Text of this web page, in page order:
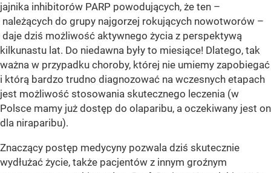
jajnika inhibitorów PARP powodujących, że ten –
należących do grupy najgorzej rokujących nowotworów –
daje dziś możliwość aktywnego życia z perspektywą
kilkunastu lat. Do niedawna były to miesiące! Dlatego, tak
ważna w przypadku choroby, której nie umiemy zapobiegać
i którą bardzo trudno diagnozować na wczesnych etapach
jest możliwość stosowania skutecznego leczenia (w
Polsce mamy już dostęp do olaparibu, a oczekiwany jest on
dla niraparibu).
Znaczący postęp medycyny pozwala dziś skutecznie
wydłużać życie, także pacjentów z innym groźnym